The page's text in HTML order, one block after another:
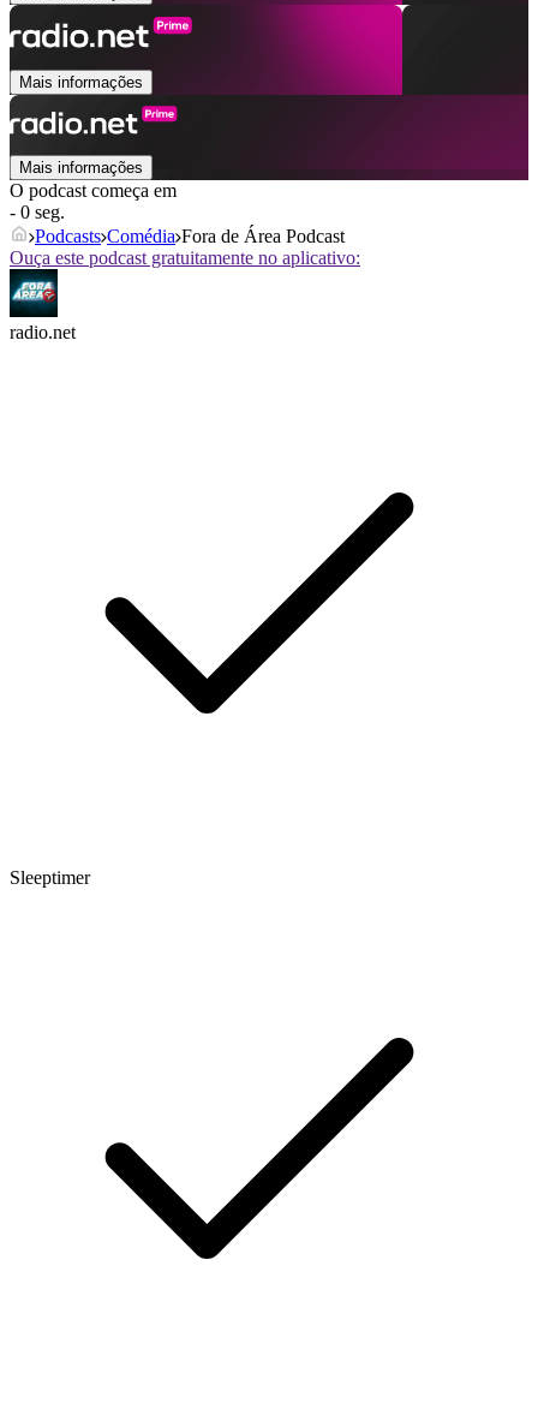
Mais informações
Mais informações
O podcast começa em
- 0 seg.
Podcasts Comédia Fora de Área Podcast
Ouça este podcast gratuitamente no aplicativo:
radio.net
Sleeptimer